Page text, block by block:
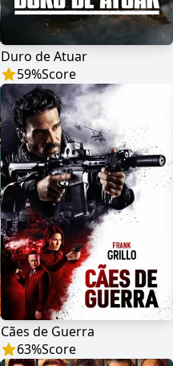
Duro de Atuar
59%Score
Cães de Guerra
63%Score